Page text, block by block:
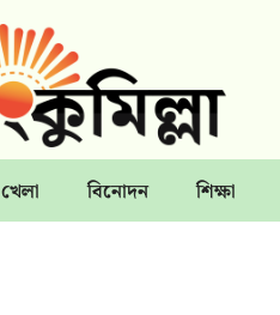
খেলা বিনোদন শিক্ষা